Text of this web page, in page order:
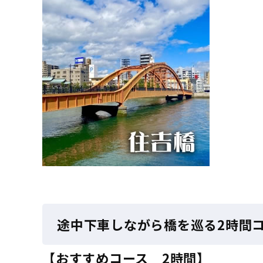
途中下車しながら橋を巡る2時間
【おすすめコース 2時間】